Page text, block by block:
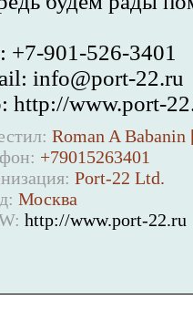
+7-901-526-3401
info@port-22.ru
http://www.port-
Roman A Babanin
+79015263401
Port-22 Ltd.
Москва
http://www.port-22.ru